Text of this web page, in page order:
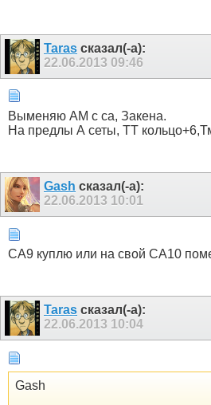
Taras сказал(-а):
22.06.2013 09:46
Выменяю АМ с са, Закена.
На предлы А сеты, ТТ
Gash сказал(-а):
22.06.2013 10:01
СА9 куплю или на свой СА10
Taras сказал(-а):
22.06.2013 10:04
Gash